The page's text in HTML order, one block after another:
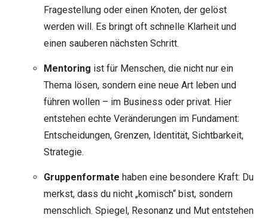
Fragestellung oder einen Knoten, der gelöst
werden will. Es bringt oft schnelle Klarheit und
einen sauberen nächsten Schritt.
Mentoring ist für Menschen, die nicht nur ein
Thema lösen, sondern eine neue Art leben und
führen wollen – im Business oder privat. Hier
entstehen echte Veränderungen im Fundament:
Entscheidungen, Grenzen, Identität, Sichtbarkeit,
Strategie.
Gruppenformate haben eine besondere Kraft: Du
merkst, dass du nicht „komisch“ bist, sondern
menschlich. Spiegel, Resonanz und Mut entstehen